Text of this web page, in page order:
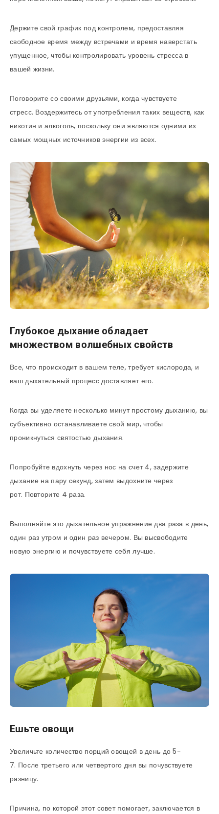
Держите свой график под контролем, предоставляя
свободное время между встречами и время наверстать
упущенное, чтобы контролировать уровень стресса в
вашей жизни.
Поговорите со своими друзьями, когда чувствуете
стресс. Воздержитесь от употребления таких веществ, как
никотин и алкоголь, поскольку они являются одними из
самых мощных источников энергии из всех.
Глубокое дыхание обладает
множеством волшебных свойств
Все, что происходит в вашем теле, требует кислорода, и
ваш дыхательный процесс доставляет его.
Когда вы уделяете несколько минут простому дыханию, вы
субъективно останавливаете свой мир, чтобы
проникнуться святостью дыхания.
Попробуйте вдохнуть через нос на счет 4, задержите
дыхание на пару секунд, затем выдохните через
рот. Повторите 4 раза.
Выполняйте это дыхательное упражнение два раза в день,
один раз утром и один раз вечером. Вы высвободите
новую энергию и почувствуете себя лучше.
Ешьте овощи
Увеличьте количество порций овощей в день до 5-
7. После третьего или четвертого дня вы почувствуете
разницу.
Причина, по которой этот совет помогает, заключается в